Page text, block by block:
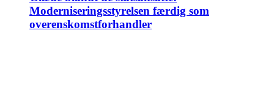
Moderniseringsstyrelsen færdig som
overenskomstforhandler